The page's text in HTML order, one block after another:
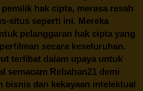
hak cipta, merasa resah
situs seperti ini. Mereka
pelanggaran hak cipta yang
secara keseluruhan.
terlibat dalam upaya untuk
semacam Rebahan21 demi
bisnis dan kekayaan intelektual